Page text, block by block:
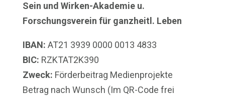
Sein und Wirken-Akademie u.
Forschungsverein für ganzheitl. Leben
IBAN: AT21 3939 0000 0013 4833
BIC: RZKTAT2K390
Zweck: Förderbeitrag Medienprojekte
Betrag nach Wunsch (Im QR-Code frei